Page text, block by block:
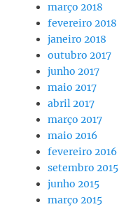
março 2018
fevereiro 2018
janeiro 2018
outubro 2017
junho 2017
maio 2017
abril 2017
março 2017
maio 2016
fevereiro 2016
setembro 2015
junho 2015
março 2015